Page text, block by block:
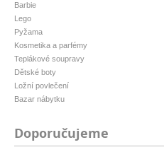
Barbie
Lego
Pyžama
Kosmetika a parfémy
Teplákové soupravy
Dětské boty
Ložní povlečení
Bazar nábytku
Doporučujeme